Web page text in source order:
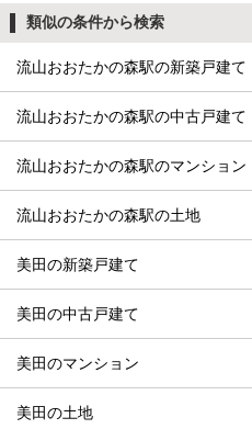
類似の条件から検索
流山おおたかの森駅の新築戸建て
流山おおたかの森駅の中古戸建て
流山おおたかの森駅のマンション
流山おおたかの森駅の土地
美田の新築戸建て
美田の中古戸建て
美田のマンション
美田の土地